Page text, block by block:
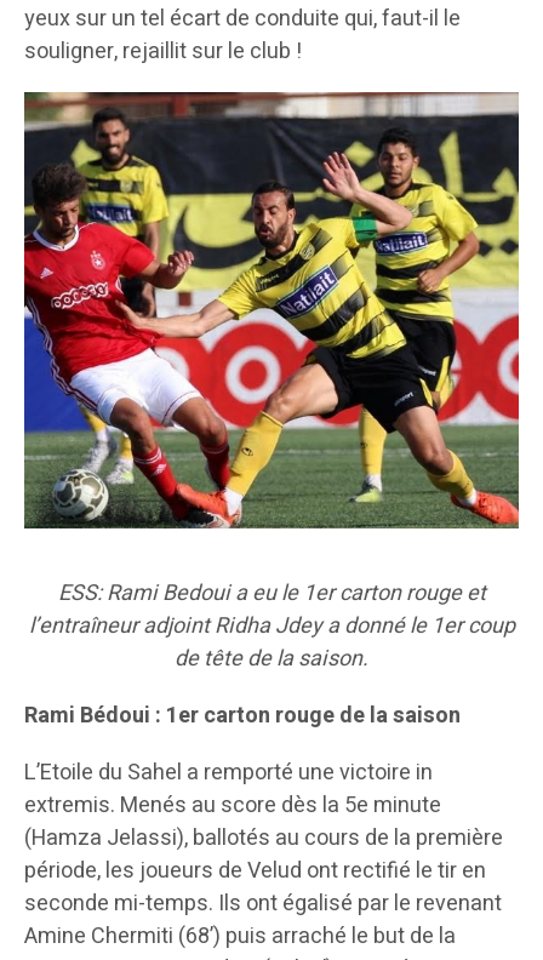
yeux sur un tel écart de conduite qui, faut-il le
souligner, rejaillit sur le club !
ESS: Rami Bedoui a eu le 1er carton rouge et
l’entraîneur adjoint Ridha Jdey a donné le 1er coup
de tête de la saison.
Rami Bédoui : 1er carton rouge de la saison
L’Etoile du Sahel a remporté une victoire in
extremis. Menés au score dès la 5e minute
(Hamza Jelassi), ballotés au cours de la première
période, les joueurs de Velud ont rectifié le tir en
seconde mi-temps. Ils ont égalisé par le revenant
Amine Chermiti (68’) puis arraché le but de la